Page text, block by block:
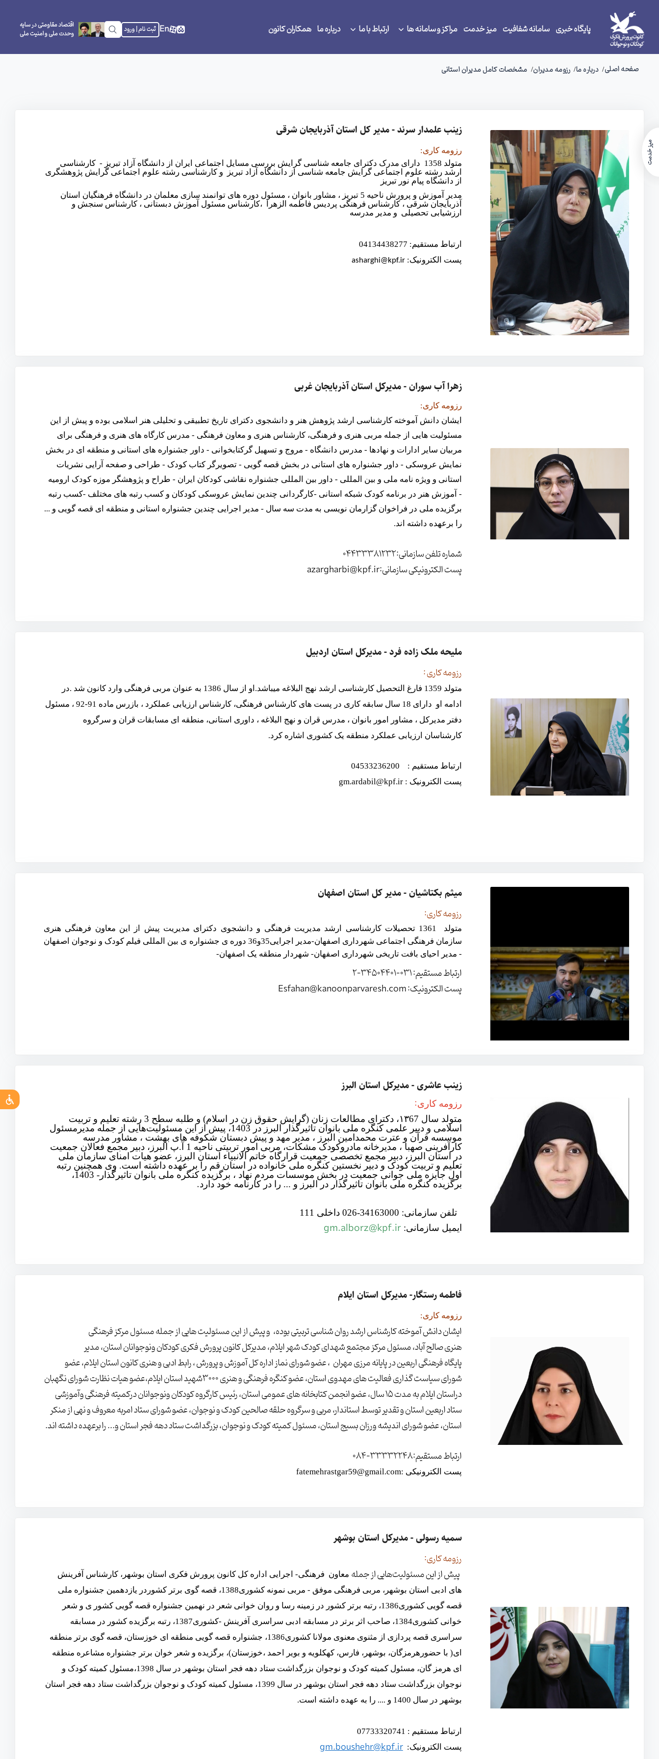
پایگاه خبری سامانه شفافیت میز خدمت مراکز و سامانه ها ارتباط با ما درباره ما همکاران کانون
اقتصاد مقاومتی در سایه
وحدت ملی و امنیت ملی
ثبت نام | ورود En
صفحه اصلی درباره ما رزومه مدیران مشخصات کامل مدیران استانی
زینب علمدار سرند - مدیر کل استان آذربایجان شرقی
رزومه کاری:
متولد 1358 دارای مدرک دکترای جامعه شناسی گرایش بررسی مسایل اجتماعی ایران از دانشگاه آزاد تبریز - کارشناسی
ارشد رشته علوم اجتماعی گرایش جامعه شناسی از دانشگاه آزاد تبریز و کارشناسی رشته علوم اجتماعی گرایش پژوهشگری
از دانشگاه پیام نور تبریز
مدیر آموزش و پرورش ناحیه 5 تبریز ، مشاور بانوان ، مسئول دوره های توانمند سازی معلمان در دانشگاه فرهنگیان استان
آذربایجان شرقی ، کارشناس فرهنگی پردیس فاطمه الزهرا ،کارشناس مسئول آموزش دبستانی ، کارشناس سنجش و
ارزشیابی تحصیلی و مدیر مدرسه
ارتباط مستقیم: 04134438277
پست الکترونیک:asharghi@kpf.ir
زهرا آب سوران - مدیرکل استان آذربایجان غربی
رزومه کاری:
ایشان دانش آموخته کارشناسی ارشد پژوهش هنر و دانشجوی دکترای تاریخ تطبیقی و تحلیلی هنر اسلامی بوده و پیش از این
مسئولیت هایی از جمله مربی هنری و فرهنگی، کارشناس هنری و معاون فرهنگی - مدرس کارگاه های هنری و فرهنگی برای
مربیان سایر ادارات و نهادها - مدرس دانشگاه - مروج و تسهیل گرکتابخوانی - داور جشنواره های استانی و منطقه ای در بخش
نمایش عروسکی - داور جشنواره های استانی در بخش قصه گویی - تصویرگر کتاب کودک - طراحی و صفحه آرایی نشریات
استانی و ویژه نامه ملی و بین المللی - داور بین المللی جشنواره نقاشی کودکان ایران - طراح و پژوهشگر موزه کودک ارومیه
- آموزش هنر در برنامه کودک شبکه استانی -کارگردانی چندین نمایش عروسکی کودکان و کسب رتبه های مختلف -کسب رتبه
برگزیده ملی در فراخوان گزارمان نویسی به مدت سه سال - مدیر اجرایی چندین جشنواره استانی و منطقه ای قصه گویی و ...
را برعهده داشته اند.
شماره تلفن سازمانی:04433381232
پست الکترونیکی سازمانی:
azargharbi@kpf.ir
ملیحه ملک زاده فرد - مدیرکل استان اردبیل
رزومه کاری:
متولد 1359 فارغ التحصیل کارشناسی ارشد نهج البلاغه میباشد.او از سال 1386 به عنوان مربی فرهنگی وارد کانون شد .در
ادامه او دارای 18 سال سابقه کاری در پست های کارشناس فرهنگی، کارشناس ارزیابی عملکرد ، بازرس ماده 91-92 ، مسئول
دفتر مدیرکل ، مشاور امور بانوان ، مدرس قران و نهج البلاغه ، داوری استانی، منطقه ای مسابقات قران و سرگروه
کارشناسان ارزیابی عملکرد منطقه یک کشوری اشاره کرد.
ارتباط مستقیم : 04533236200
پست الکترونیک : gm.ardabil@kpf.ir
میثم بکتاشیان - مدیر کل استان اصفهان
رزومه کاری:
متولد 1361 تحصیلات کارشناسی ارشد مدیریت فرهنگی و دانشجوی دکترای مدیریت پیش از این معاون فرهنگی هنری
سازمان فرهنگی اجتماعی شهرداری اصفهان-مدیر اجرایی35و36 دوره ی جشنواره ی بین المللی فیلم کودک و نوجوان اصفهان
- مدیر احیای بافت تاریخی شهرداری اصفهان- شهردار منطقه یک اصفهان-
ارتباط مستقیم:031-34504401-2
پست الکترونیک:Esfahan@kanoonparvaresh.com
زینب عاشری - مدیرکل استان البرز
رزومه کاری:
متولد سال ۱۳67، دکترای مطالعات زنان (گرایش حقوق زن در اسلام) و طلبه سطح 3 رشته تعلیم و تربیت
اسلامی و دبیر علمی کنگره ملی بانوان تاثیرگذار البرز در 1403، پیش از این مسئولیت‌هایی از جمله مدیرمسئول
موسسه قرآن و عترت محمدامین البرز ، مدیر مهد و پیش دبستان شکوفه های بهشت ، مشاور مدرسه
کارآفرینی صهبا ، مدیرخانه مادروکودک مشکات، مربی امور تربیتی ناحیه 1 آ.پ البرز، دبیر مجمع فعالان جمعیت
در استان البرز، دبیر مجمع تخصصی جمعیت قرارگاه خاتم الانبیاء استان البرز، عضو هیات امنای سازمان ملی
تعلیم و تربیت کودک و دبیر نخستین کنگره ملی خانواده در استان قم را بر عهده داشته است. وی همچنین رتبه
اول جایزه ملی جوانی جمعیت در بخش موسسات مردم نهاد ، برگزیده کنگره ملی بانوان تاثیرگذار- 1403،
برگزیده کنگره ملی بانوان تاثیرگذار در البرز و ... را در کارنامه خود دارد.
تلفن سازمانی: 34163000-026 داخلی 111
ایمیل سازمانی:gm.alborz@kpf.ir
فاطمه رستگار- مدیرکل استان ایلام
رزومه کاری:
ایشان دانش آموخته کارشناس ارشد روان شناسی تربیتی بوده، و پیش از این مسئولیت هایی از جمله مسئول مرکز فرهنگی
هنری صالح آباد، مسئول مرکز مجتمع شهدای کودک شهر ایلام، مدیرکل کانون پرورش فکری کودکان ونوجوانان استان، مدیر
پایگاه فرهنگی اربعین در پایانه مرزی مهران ، عضو شورای نماز اداره کل آموزش و پرورش ، رابط ادبی و هنری کانون استان ایلام، عضو
شورای سیاست گذاری فعالیت های مهدوی استان، عضو کنگره فرهنگی و هنری 3000شهید استان ایلام،عضو هیات نظارت شورای نگهبان
دراستان ایلام به مدت 15 سال، عضو انجمن کتابخانه های عمومی استان، رئیس کارگروه کودکان ونوجوانان درکمیته فرهنگی وآموزشی
ستاد اربعین استان و تقدیر توسط استاندار، مربی و سرگروه حلقه صالحین کودک و نوجوان، عضو شورای ستاد امربه معروف و نهی از منکر
استان، عضو شورای اندیشه ورزان بسیج استان، مسئول کمیته کودک و نوجوان، بزرگداشت ستاد دهه فجر استان و... را برعهده داشته اند.
ارتباط مستقیم:33332248-084
پست الکترونیکی :fatemehrastgar59@gmail.com
سمیه رسولی - مدیرکل استان بوشهر
رزومه کاری:
پیش از این مسئولیت‌هایی از جمله معاون فرهنگی- اجرایی اداره کل کانون پرورش فکری استان بوشهر، کارشناس آفرینش
های ادبی استان بوشهر، مربی فرهنگی موفق - مربی نمونه کشوری1388، قصه گوی برتر کشوردر یازدهمین جشنواره ملی
قصه گویی کشوری1386، رتبه برتر کشور در زمینه رسا و روان خوانی شعر در نهمین جشنواره قصه گویی کشور ی و شعر
خوانی کشوری1384، صاحب اثر برتر در مسابقه ادبی سراسری آفرینش -کشوری1387، رتبه برگزیده کشور در مسابقه
سراسری قصه پردازی از مثنوی معنوی مولانا کشوری1386، جشنواره قصه گویی منطقه ای خوزستان، قصه گوی برتر منطقه
ای( با حضورهرمزگان، بوشهر، فارس، کهکلویه و بویر احمد ،خوزستان)، برگزیده و شعر خوان برتر جشنواره مشاعره منطقه
ای هرمز گان، مسئول کمیته کودک و نوجوان بزرگداشت ستاد دهه فجر استان بوشهر در سال 1398،مسئول کمیته کودک و
نوجوان بزرگداشت ستاد دهه فجر استان بوشهر در سال 1399، مسئول کمیته کودک و نوجوان بزرگداشت ستاد دهه فجر استان
بوشهر در سال 1400 و .... را به عهده داشته است.
ارتباط مستقیم : 07733320741
پست الکترونیک:gm.boushehr@kpf.ir
میز خدمت